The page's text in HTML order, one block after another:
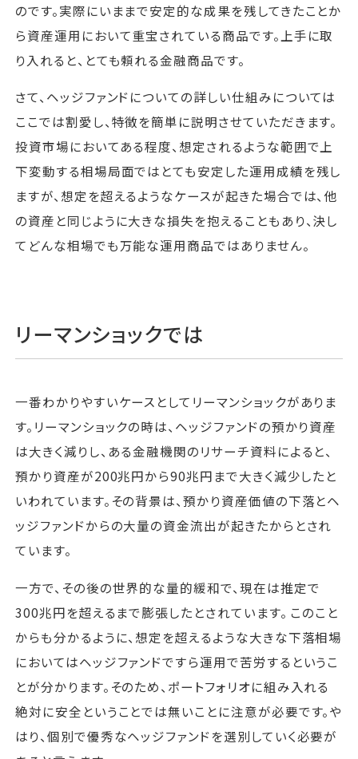
のです。実際にいままで安定的な成果を残してきたことか
ら資産運用において重宝されている商品です。上手に取
り入れると、とても頼れる金融商品です。
さて、ヘッジファンドについての詳しい仕組みについては
ここでは割愛し、特徴を簡単に説明させていただきます。
投資市場においてある程度、想定されるような範囲で上
下変動する相場局面ではとても安定した運用成績を残し
ますが、想定を超えるようなケースが起きた場合では、他
の資産と同じように大きな損失を抱えることもあり、決し
てどんな相場でも万能な運用商品ではありません。
リーマンショックでは
一番わかりやすいケースとしてリーマンショックがありま
す。リーマンショックの時は、ヘッジファンドの預かり資産
は大きく減りし、ある金融機関のリサーチ資料によると、
預かり資産が200兆円から90兆円まで大きく減少したと
いわれています。その背景は、預かり資産価値の下落とヘ
ッジファンドからの大量の資金流出が起きたからとされ
ています。
一方で、その後の世界的な量的緩和で、現在は推定で
300兆円を超えるまで膨張したとされています。 このこと
からも分かるように、想定を超えるような大きな下落相場
においてはヘッジファンドですら運用で苦労するというこ
とが分かります。そのため、ポートフォリオに組み入れる
絶対に安全ということでは無いことに注意が必要です。や
はり、個別で優秀なヘッジファンドを選別していく必要が